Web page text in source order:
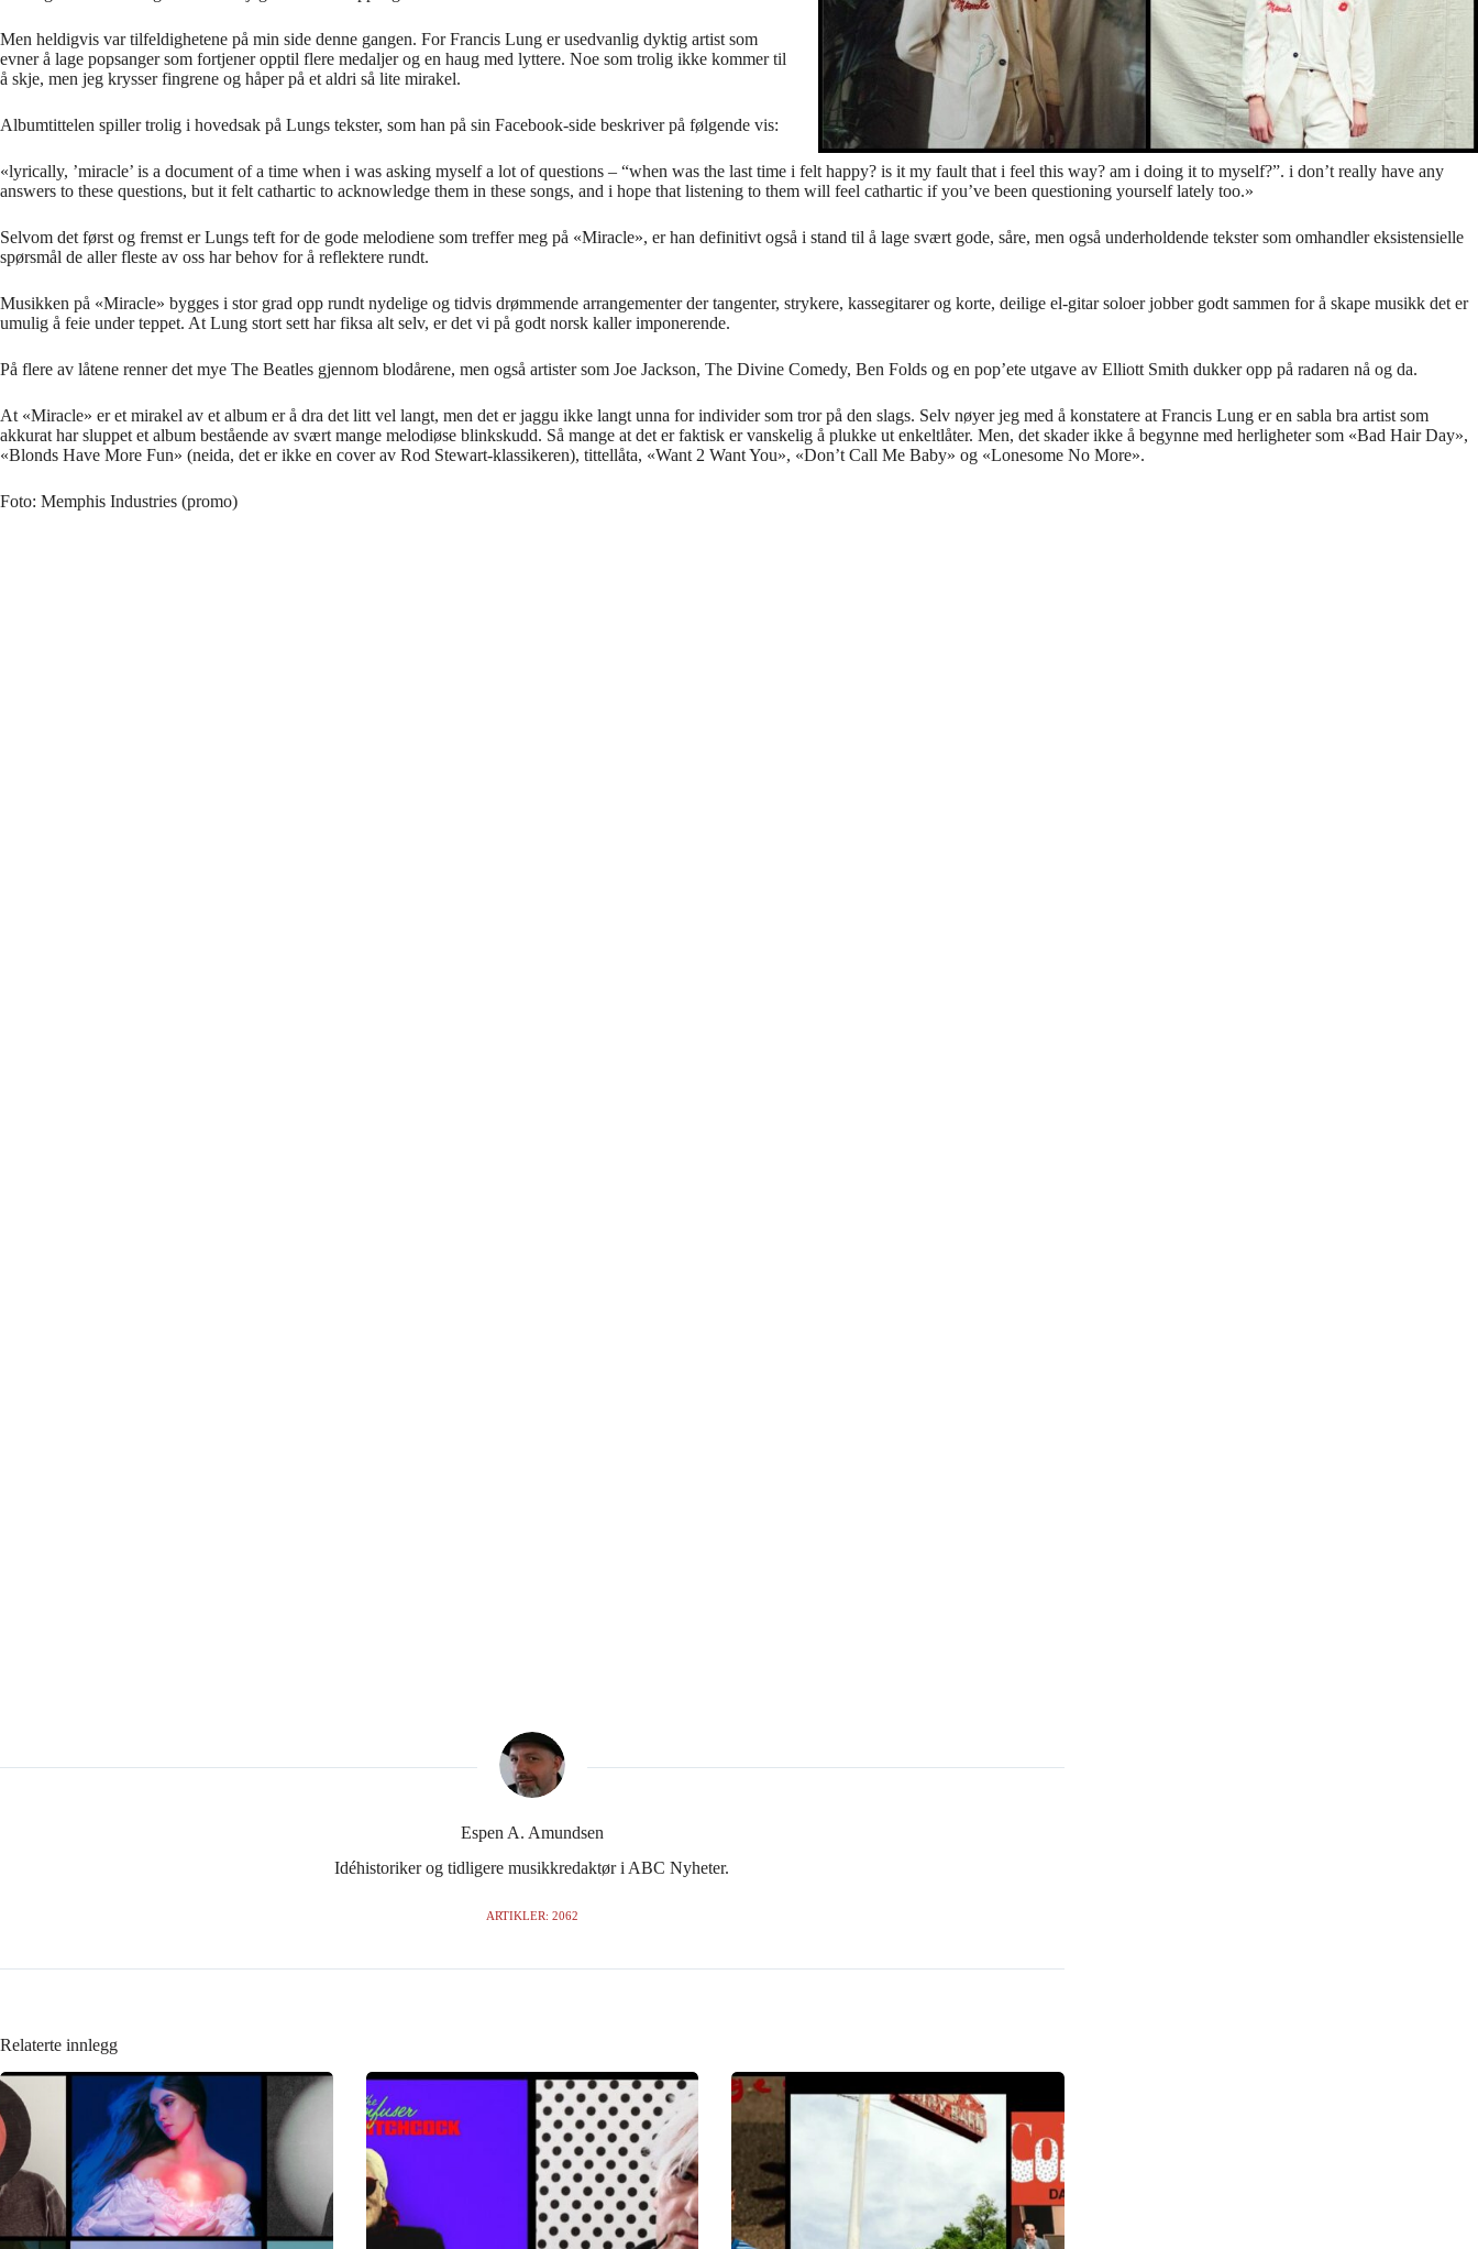
Men heldigvis var tilfeldighetene på min side denne gangen. For Francis Lung er usedvanlig dyktig artist som
evner å lage popsanger som fortjener opptil flere medaljer og en haug med lyttere. Noe som trolig ikke kommer til
å skje, men jeg krysser fingrene og håper på et aldri så lite mirakel.
Albumtittelen spiller trolig i hovedsak på Lungs tekster, som han på sin Facebook-side beskriver på følgende vis:
«lyrically, ’miracle’ is a document of a time when i was asking myself a lot of questions – “when was the last time i felt happy? is it my fault that i feel this way? am i doing it to myself?”. i don’t really have any
answers to these questions, but it felt cathartic to acknowledge them in these songs, and i hope that listening to them will feel cathartic if you’ve been questioning yourself lately too.»
Selvom det først og fremst er Lungs teft for de gode melodiene som treffer meg på «Miracle», er han definitivt også i stand til å lage svært gode, såre, men også underholdende tekster som omhandler eksistensielle
spørsmål de aller fleste av oss har behov for å reflektere rundt.
Musikken på «Miracle» bygges i stor grad opp rundt nydelige og tidvis drømmende arrangementer der tangenter, strykere, kassegitarer og korte, deilige el-gitar soloer jobber godt sammen for å skape musikk det er
umulig å feie under teppet. At Lung stort sett har fiksa alt selv, er det vi på godt norsk kaller imponerende.
På flere av låtene renner det mye The Beatles gjennom blodårene, men også artister som Joe Jackson, The Divine Comedy, Ben Folds og en pop’ete utgave av Elliott Smith dukker opp på radaren nå og da.
At «Miracle» er et mirakel av et album er å dra det litt vel langt, men det er jaggu ikke langt unna for individer som tror på den slags. Selv nøyer jeg med å konstatere at Francis Lung er en sabla bra artist som
akkurat har sluppet et album bestående av svært mange melodiøse blinkskudd. Så mange at det er faktisk er vanskelig å plukke ut enkeltlåter. Men, det skader ikke å begynne med herligheter som «Bad Hair Day»,
«Blonds Have More Fun» (neida, det er ikke en cover av Rod Stewart-klassikeren), tittellåta, «Want 2 Want You», «Don’t Call Me Baby» og «Lonesome No More».
Foto: Memphis Industries (promo)
Espen A. Amundsen
Idéhistoriker og tidligere musikkredaktør i ABC Nyheter.
ARTIKLER: 2062
Relaterte innlegg